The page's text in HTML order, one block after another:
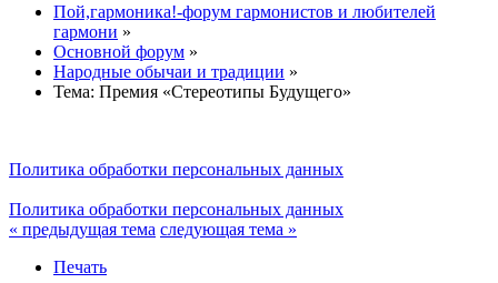
Пой,гармоника!-форум гармонистов и любителей
гармони »
Основной форум »
Народные обычаи и традиции »
Тема: Премия «Стереотипы Будущего»
Политика обработки персональных данных
Политика обработки персональных данных
« предыдущая тема следующая тема »
Печать